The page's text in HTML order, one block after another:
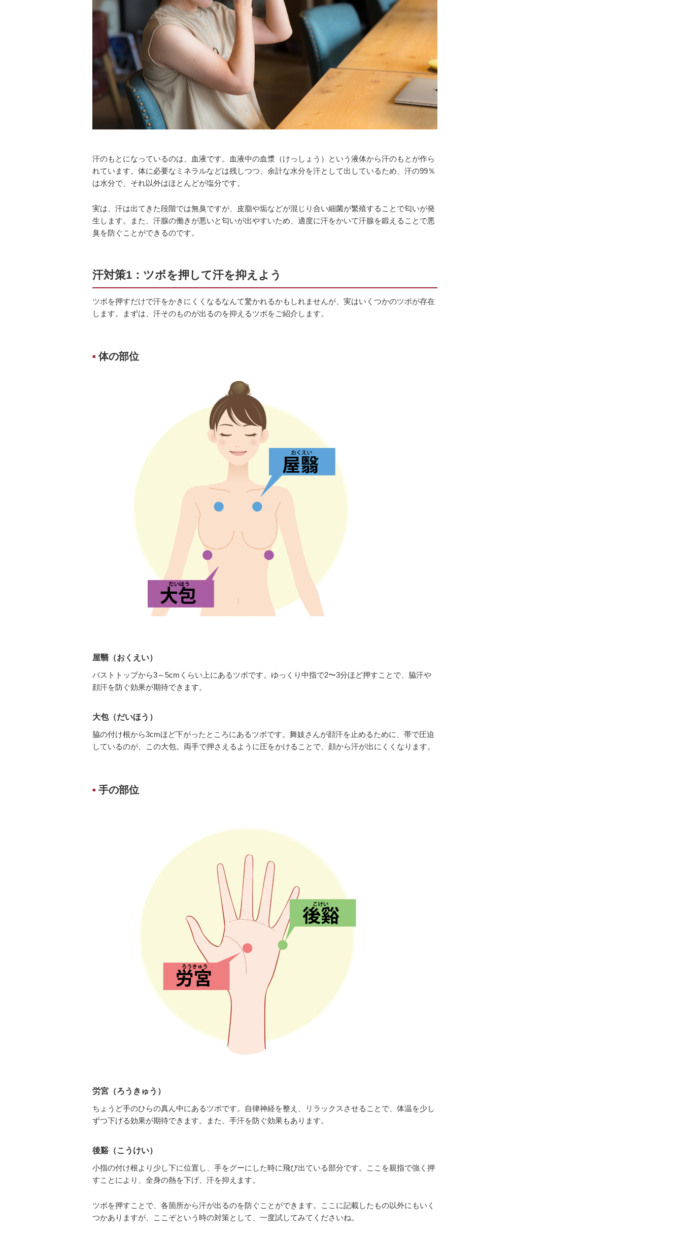
汗のもとになっているのは、血液です。血液中の血漿（けっしょう）という液体から汗のもとが作ら
れています。体に必要なミネラルなどは残しつつ、余計な水分を汗として出しているため、汗の99％
は水分で、それ以外はほとんどが塩分です。
実は、汗は出てきた段階では無臭ですが、皮脂や垢などが混じり合い細菌が繁殖することで匂いが発
生します。また、汗腺の働きが悪いと匂いが出やすいため、適度に汗をかいて汗腺を鍛えることで悪
臭を防ぐことができるのです。
汗対策1：ツボを押して汗を抑えよう
ツボを押すだけで汗をかきにくくなるなんて驚かれるかもしれませんが、実はいくつかのツボが存在
します。まずは、汗そのものが出るのを抑えるツボをご紹介します。
■ 体の部位
屋翳（おくえい）
バストトップから3～5cmくらい上にあるツボです。ゆっくり中指で2〜3分ほど押すことで、脇汗や
顔汗を防ぐ効果が期待できます。
大包（だいほう）
脇の付け根から3cmほど下がったところにあるツボです。舞妓さんが顔汗を止めるために、帯で圧迫
しているのが、この大包。両手で押さえるように圧をかけることで、顔から汗が出にくくなります。
■ 手の部位
労宮（ろうきゅう）
ちょうど手のひらの真ん中にあるツボです。自律神経を整え、リラックスさせることで、体温を少し
ずつ下げる効果が期待できます。また、手汗を防ぐ効果もあります。
後谿（こうけい）
小指の付け根より少し下に位置し、手をグーにした時に飛び出ている部分です。ここを親指で強く押
すことにより、全身の熱を下げ、汗を抑えます。
ツボを押すことで、各箇所から汗が出るのを防ぐことができます。ここに記載したもの以外にもいく
つかありますが、ここぞという時の対策として、一度試してみてくださいね。